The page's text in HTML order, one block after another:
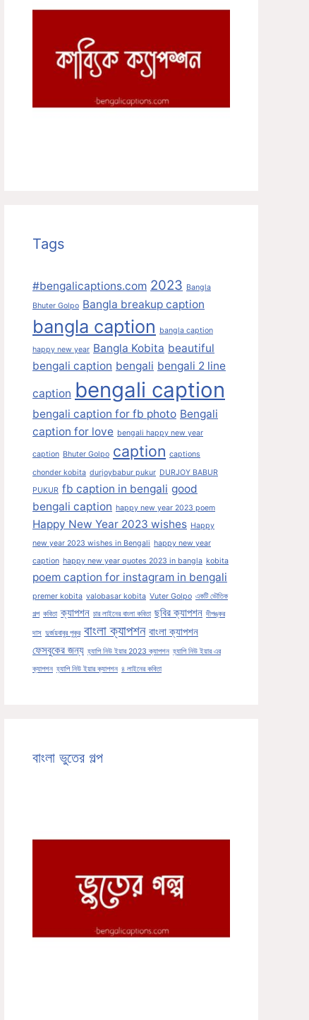
Tags
#bengalicaptions.com 2023 Bangla
Bhuter Golpo Bangla breakup caption
bangla caption bangla caption
happy new year Bangla Kobita beautiful
bengali caption bengali bengali 2 line
caption bengali caption
bengali caption for fb photo Bengali
caption for love bengali happy new year
caption Bhuter Golpo caption captions
chonder kobita durjoybabur pukur DURJOY BABUR
PUKUR fb caption in bengali good
bengali caption happy new year 2023 poem
Happy New Year 2023 wishes Happy
new year 2023 wishes in Bengali happy new year
caption happy new year quotes 2023 in bangla kobita
poem caption for instagram in bengali
premer kobita valobasar kobita Vuter Golpo একটি ভৌতিক
গল্প কবিতা ক্যাপশন চার লাইনের বাংলা কবিতা ছবির ক্যাপশন দীপঙ্কর
দাস দুর্জয়বাবুর পুকুর বাংলা ক্যাপশন বাংলা ক্যাপশন
ফেসবুকের জন্য হ্যাপি নিউ ইয়ার 2023 ক্যাপশন হ্যাপি নিউ ইয়ার এর
ক্যাপশন হ্যাপি নিউ ইয়ার ক্যাপশন ৪ লাইনের কবিতা
বাংলা ভুতের গল্প